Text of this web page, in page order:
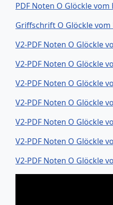
PDF Noten O Glöckle
Griffschrift O Glöckle vom
V2-PDF Noten O Glöckle
V2-PDF Noten O Glöckle
V2-PDF Noten O Glöckle
V2-PDF Noten O Glöckle
V2-PDF Noten O Glöckle
V2-PDF Noten O Glöckle
V2-PDF Noten O Glöckle